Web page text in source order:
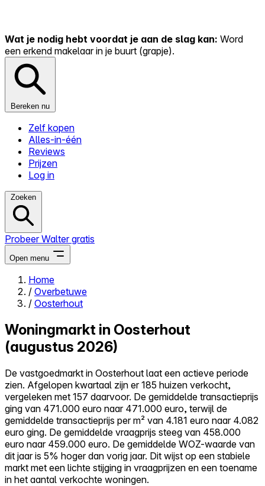
Wat je nodig hebt voordat je aan de slag kan: Word
een erkend makelaar in je buurt (grapje).
Bereken nu
Zelf kopen
Alles-in-één
Reviews
Prijzen
Log in
Zoeken
Probeer Walter gratis
Open menu
Close menu
Alles-in-één
Reviews
Prijzen
Log in
Probeer Walter gratis
Home
/ Overbetuwe
/ Oosterhout
Woningmarkt in Oosterhout
(augustus 2026)
De vastgoedmarkt in Oosterhout laat een actieve periode
zien. Afgelopen kwartaal zijn er 185 huizen verkocht,
vergeleken met 157 daarvoor. De gemiddelde transactieprijs
ging van 471.000 euro naar 471.000 euro, terwijl de
gemiddelde transactieprijs per m² van 4.181 euro naar 4.082
euro ging. De gemiddelde vraagprijs steeg van 458.000
euro naar 459.000 euro. De gemiddelde WOZ-waarde van
dit jaar is 5% hoger dan vorig jaar. Dit wijst op een stabiele
markt met een lichte stijging in vraagprijzen en een toename
in het aantal verkochte woningen.